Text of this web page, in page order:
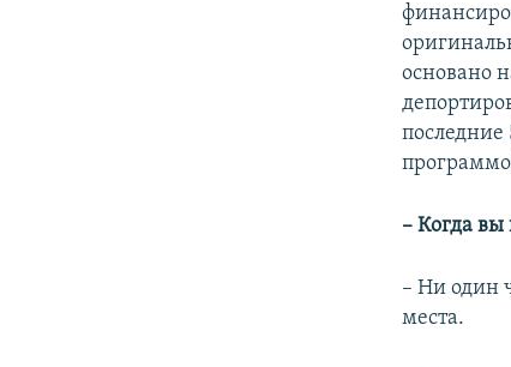
основано
последние
– Когда
– Ни один
места.